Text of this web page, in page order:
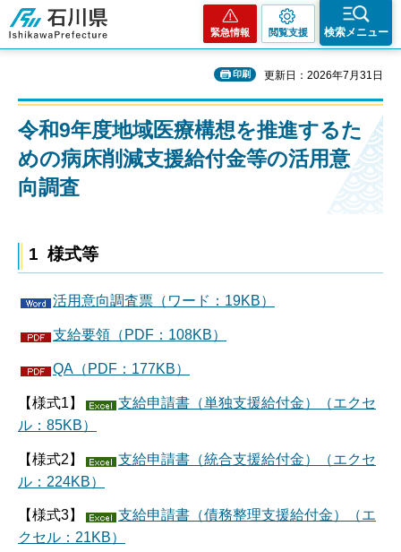
石川県
緊急情報 閲覧支援 検索メニュー
印刷 更新日：2026年7月31日
令和9年度地域医療構想を推進するた
めの病床削減支援給付金等の活用意
向調査
1 様式等
活用意向調査票（ワード：19KB）
支給要領（PDF：108KB）
QA（PDF：177KB）
【様式1】
支給申請書（単独支援給付金）（エクセ
ル：85KB）
【様式2】
支給申請書（統合支援給付金）（エクセ
ル：224KB）
【様式3】
支給申請書（債務整理支援給付金）（エ
クセル：21KB）